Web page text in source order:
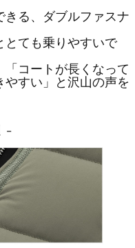
きる、ダブルファスナ
とても乗りやすいで
「コートが長くなって
やすい」と沢山の声を